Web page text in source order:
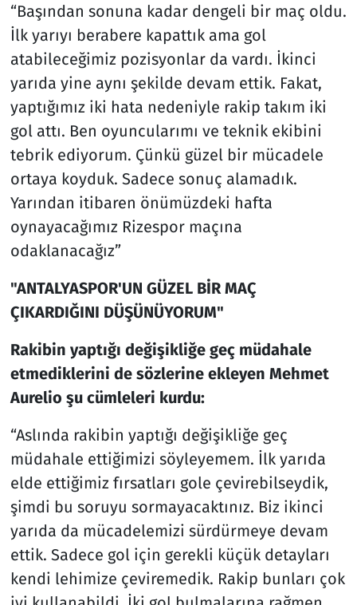
“Başından sonuna kadar dengeli bir maç oldu.
İlk yarıyı berabere kapattık ama gol
atabileceğimiz pozisyonlar da vardı. İkinci
yarıda yine aynı şekilde devam ettik. Fakat,
yaptığımız iki hata nedeniyle rakip takım iki
gol attı. Ben oyuncularımı ve teknik ekibini
tebrik ediyorum. Çünkü güzel bir mücadele
ortaya koyduk. Sadece sonuç alamadık.
Yarından itibaren önümüzdeki hafta
oynayacağımız Rizespor maçına
odaklanacağız”
"ANTALYASPOR'UN GÜZEL BİR MAÇ
ÇIKARDIĞINI DÜŞÜNÜYORUM"
Rakibin yaptığı değişikliğe geç müdahale
etmediklerini de sözlerine ekleyen Mehmet
Aurelio şu cümleleri kurdu:
“Aslında rakibin yaptığı değişikliğe geç
müdahale ettiğimizi söyleyemem. İlk yarıda
elde ettiğimiz fırsatları gole çevirebilseydik,
şimdi bu soruyu sormayacaktınız. Biz ikinci
yarıda da mücadelemizi sürdürmeye devam
ettik. Sadece gol için gerekli küçük detayları
kendi lehimize çeviremedik. Rakip bunları çok